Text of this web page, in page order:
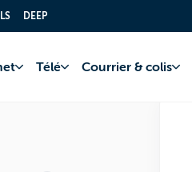
DEEP
Télé Courrier & colis